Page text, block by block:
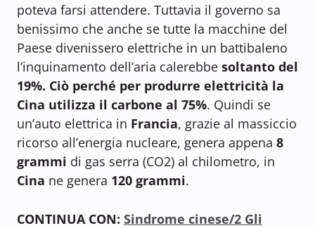
poteva farsi attendere. Tuttavia il governo sa
benissimo che anche se tutte la macchine del
Paese divenissero elettriche in un battibaleno
l’inquinamento dell’aria calerebbe soltanto del
19%. Ciò perché per produrre elettricità la
Cina utilizza il carbone al 75%. Quindi se
un’auto elettrica in Francia, grazie al massiccio
ricorso all’energia nucleare, genera appena 8
grammi di gas serra (CO2) al chilometro, in
Cina ne genera 120 grammi.
CONTINUA CON: Sindrome cinese/2 Gli